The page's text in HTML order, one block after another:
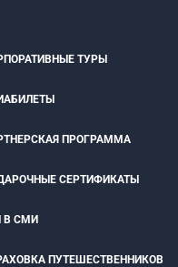
ТУРЫ
ПРОГРАММА
СЕРТИФИКАТЫ
В СМИ
ПУТЕШЕСТВЕННИКОВ